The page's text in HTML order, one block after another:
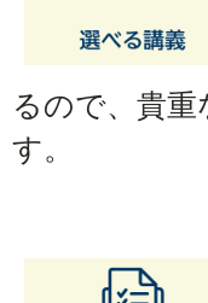
るので、貴
す。